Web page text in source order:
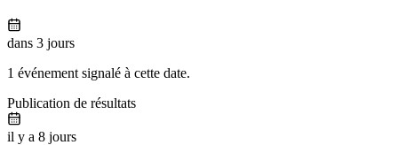
dans 3 jours
1 événement signalé à cette date.
Publication de résultats
il y a 8 jours